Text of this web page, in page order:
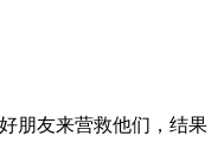
朋友来营救他们，结果